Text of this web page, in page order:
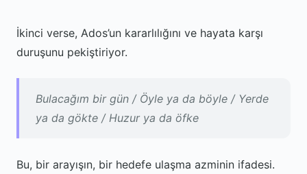
İkinci verse, Ados’un kararlılığını ve hayata karşı
duruşunu pekiştiriyor.
Bulacağım bir gün / Öyle ya da böyle / Yerde
ya da gökte / Huzur ya da öfke
Bu, bir arayışın, bir hedefe ulaşma azminin ifadesi.